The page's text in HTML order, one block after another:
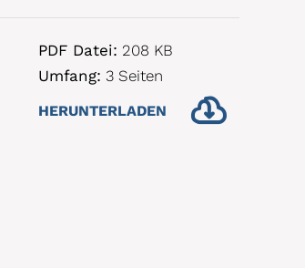
PDF Datei: 208 KB
Umfang: 3 Seiten
HERUNTERLADEN